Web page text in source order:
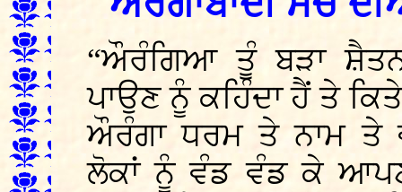
“ਔਰੰਗਿਆ ਤੂੰ ਬੜਾ
ਪਾਉਣ ਨੂੰ ਕਹਿੰਦਾ ਹੈਂ ਤੇ
ਔਰੰਗਾ ਧਰਮ ਤੇ ਨਾਮ ਤੇ
ਲੋਕਾਂ ਨੂੰ ਵੰਡ ਵੰਡ ਕੇ